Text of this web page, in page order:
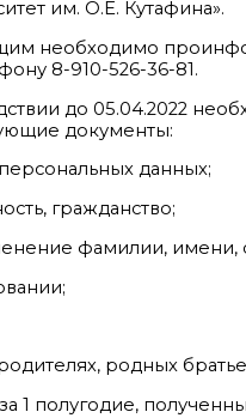
им. О.Е. Кутафина».
необходимо
8-910-526-36-81.
до 05.04.2022
документы:
данных;
гражданство;
фамилии, имени,
родных
полугодие,